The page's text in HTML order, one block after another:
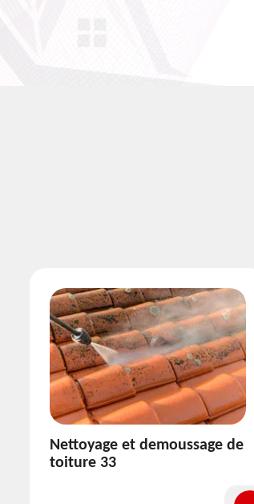
Etanchéité toiture 33